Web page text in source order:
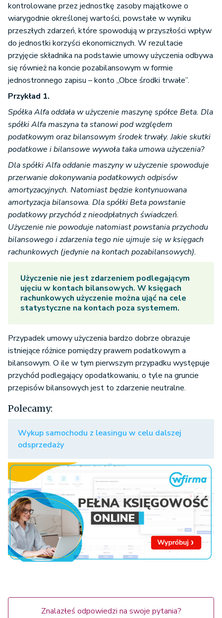
kontrolowane przez jednostkę zasoby majątkowe o
wiarygodnie określonej wartości, powstałe w wyniku
przeszłych zdarzeń, które spowodują w przyszłości wpływ
do jednostki korzyści ekonomicznych. W rezultacie
przyjęcie składnika na podstawie umowy użyczenia odbywa
się również na koncie pozabilansowym w formie
jednostronnego zapisu – konto „Obce środki trwałe”.
Przykład 1.
Spółka Alfa oddała w użyczenie maszynę spółce Beta. Dla
spółki Alfa maszyna ta stanowi pod względem
podatkowym oraz bilansowym środek trwały.Jakie skutki
podatkowe i bilansowe wywoła taka umowa użyczenia?
Dla spółki Alfa oddanie maszyny w użyczenie spowoduje
przerwanie dokonywania podatkowych odpisów
amortyzacyjnych. Natomiast będzie kontynuowana
amortyzacja bilansowa. Dla spółki Beta powstanie
podatkowy przychód z nieodpłatnych świadczeń.
Użyczenie nie powoduje natomiast powstania przychodu
bilansowego i zdarzenia tego nie ujmuje się w księgach
rachunkowych (jedynie na kontach pozabilansowych).
Użyczenie nie jest zdarzeniem podlegającym
ujęciu w kontach bilansowych. W księgach
rachunkowych użyczenie można ująć na cele
statystyczne na kontach poza systemem.
Przypadek umowy użyczenia bardzo dobrze obrazuje
istniejące różnice pomiędzy prawem podatkowym a
bilansowym. O ile w tym pierwszym przypadku występuje
przychód podlegający opodatkowaniu, o tyle na gruncie
przepisów bilansowych jest to zdarzenie neutralne.
Polecamy:
Wykup samochodu z leasingu w celu dalszej
odsprzedaży
Znalazłeś odpowiedzi na swoje pytania?